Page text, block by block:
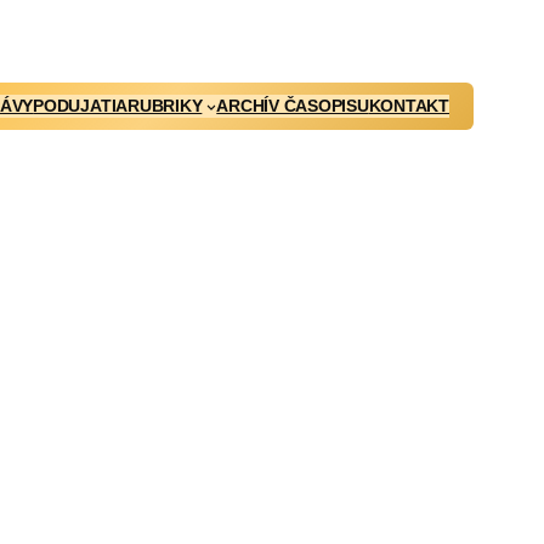
PODUJATIARUBRIKY ARCHÍV ČASOPISUKONTAKT